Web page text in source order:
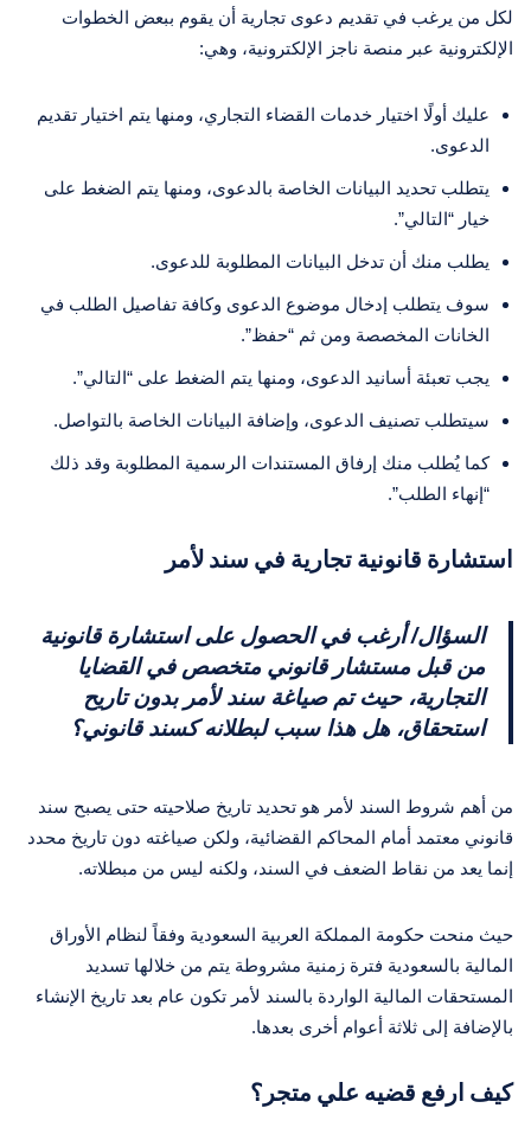
لكل من يرغب في تقديم دعوى تجارية أن يقوم ببعض الخطوات
الإلكترونية عبر منصة ناجز الإلكترونية، وهي:
عليك أولًا اختيار خدمات القضاء التجاري، ومنها يتم اختيار تقديم
الدعوى.
يتطلب تحديد البيانات الخاصة بالدعوى، ومنها يتم الضغط على
خيار “التالي”.
يطلب منك أن تدخل البيانات المطلوبة للدعوى.
سوف يتطلب إدخال موضوع الدعوى وكافة تفاصيل الطلب في
الخانات المخصصة ومن ثم “حفظ”.
يجب تعبئة أسانيد الدعوى، ومنها يتم الضغط على “التالي”.
سيتطلب تصنيف الدعوى، وإضافة البيانات الخاصة بالتواصل.
كما يُطلب منك إرفاق المستندات الرسمية المطلوبة وقد ذلك
“إنهاء الطلب”.
استشارة قانونية تجارية في سند لأمر
السؤال/ أرغب في الحصول على استشارة قانونية
من قبل مستشار قانوني متخصص في القضايا
التجارية، حيث تم صياغة سند لأمر بدون تاريح
استحقاق، هل هذا سبب لبطلانه كسند قانوني؟
من أهم شروط السند لأمر هو تحديد تاريخ صلاحيته حتى يصبح سند
قانوني معتمد أمام المحاكم القضائية، ولكن صياغته دون تاريخ محدد
إنما يعد من نقاط الضعف في السند، ولكنه ليس من مبطلاته.
حيث منحت حكومة المملكة العربية السعودية وفقاً لنظام الأوراق
المالية بالسعودية فترة زمنية مشروطة يتم من خلالها تسديد
المستحقات المالية الواردة بالسند لأمر تكون عام بعد تاريخ الإنشاء
بالإضافة إلى ثلاثة أعوام أخرى بعدها.
كيف ارفع قضيه علي متجر؟